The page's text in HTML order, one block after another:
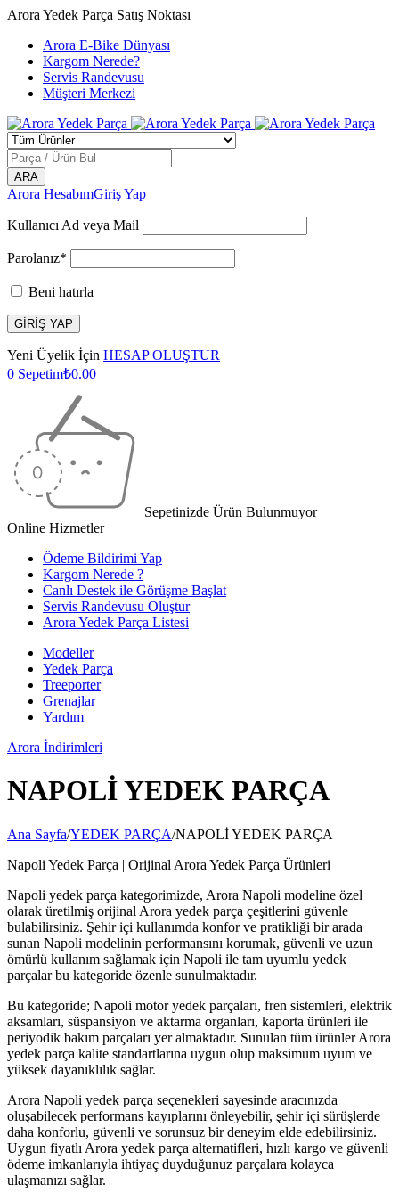
Arora Yedek Parça Satış Noktası
Arora E-Bike Dünyası
Kargom Nerede?
Servis Randevusu
Müşteri Merkezi
Arora HesabımGiriş Yap
Kullanıcı Ad veya Mail
Parolanız*
Beni hatırla
Yeni Üyelik İçin HESAP OLUŞTUR
0 Sepetim₺0.00
Sepetinizde Ürün Bulunmuyor
Online Hizmetler
Ödeme Bildirimi Yap
Kargom Nerede ?
Canlı Destek ile Görüşme Başlat
Servis Randevusu Oluştur
Arora Yedek Parça Listesi
Modeller
Yedek Parça
Treeporter
Grenajlar
Yardım
Arora İndirimleri
NAPOLİ YEDEK PARÇA
Ana Sayfa/YEDEK PARÇA/NAPOLİ YEDEK PARÇA
Napoli Yedek Parça | Orijinal Arora Yedek Parça Ürünleri
Napoli yedek parça kategorimizde, Arora Napoli modeline özel
olarak üretilmiş orijinal Arora yedek parça çeşitlerini güvenle
bulabilirsiniz. Şehir içi kullanımda konfor ve pratikliği bir arada
sunan Napoli modelinin performansını korumak, güvenli ve uzun
ömürlü kullanım sağlamak için Napoli ile tam uyumlu yedek
parçalar bu kategoride özenle sunulmaktadır.
Bu kategoride; Napoli motor yedek parçaları, fren sistemleri, elektrik
aksamları, süspansiyon ve aktarma organları, kaporta ürünleri ile
periyodik bakım parçaları yer almaktadır. Sunulan tüm ürünler Arora
yedek parça kalite standartlarına uygun olup maksimum uyum ve
yüksek dayanıklılık sağlar.
Arora Napoli yedek parça seçenekleri sayesinde aracınızda
oluşabilecek performans kayıplarını önleyebilir, şehir içi sürüşlerde
daha konforlu, güvenli ve sorunsuz bir deneyim elde edebilirsiniz.
Uygun fiyatlı Arora yedek parça alternatifleri, hızlı kargo ve güvenli
ödeme imkanlarıyla ihtiyaç duyduğunuz parçalara kolayca
ulaşmanızı sağlar.